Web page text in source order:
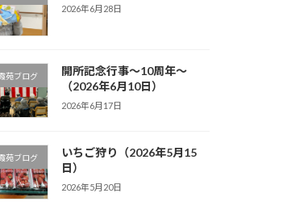
2026年6月28日
苑ブログ
開所記念行事～10周年～
（2026年6月10日）
2026年6月17日
苑ブログ
いちご狩り（2026年5月15
日）
2026年5月20日